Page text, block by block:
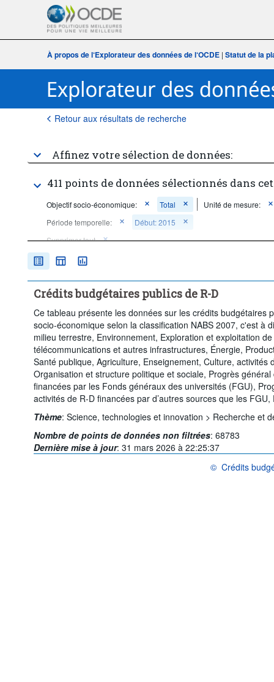
À propos de l‘Explorateur des données de l‘OCDE |Statut de la
Retour aux résultats de recherche
Affinez votre sélection de données:
411 points de données sélectionnés dans
Objectif socio-économique: Total
Unité de mesure:
Période temporelle:
Début: 2015
Supprimer tout
Crédits budgétaires publics de R-D
Ce tableau présente les données sur les crédits budgétaires
socio-économique selon la classification NABS 2007, c'est à
milieu terrestre, Environnement, Exploration et exploitation
télécommunications et autres infrastructures, Énergie,
Santé publique, Agriculture, Enseignement, Culture, activités
Organisation et structure politique et sociale, Progrès
financées par les Fonds généraux des universités (FGU),
activités de R-D financées par d’autres sources que les FGU,
Thème: Science, technologies et innovation > Recherche et
Nombre de points de données non filtrées: 68783
Dernière mise à jour: 31 mars 2026 à 22:25:37
© Crédits